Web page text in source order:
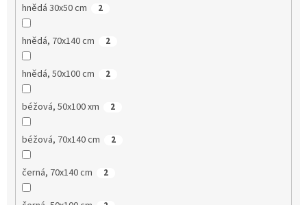
hnědá 30x50 cm 2
hnědá, 70x140 cm 2
hnědá, 50x100 cm 2
béžová, 50x100 xm 2
béžová, 70x140 cm 2
černá, 70x140 cm 2